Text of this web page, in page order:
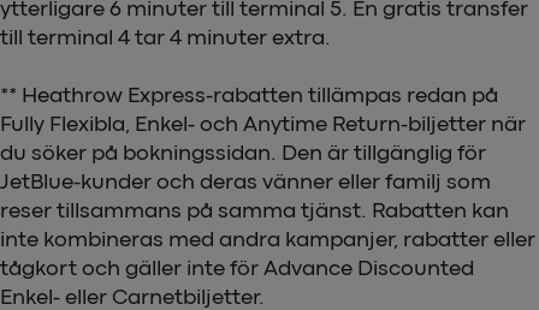
ytterligare 6 minuter till terminal 5. En gratis transfer
till terminal 4 tar 4 minuter extra.
** Heathrow Express-rabatten tillämpas redan på
Fully Flexibla, Enkel- och Anytime Return-biljetter när
du söker på bokningssidan. Den är tillgänglig för
JetBlue-kunder och deras vänner eller familj som
reser tillsammans på samma tjänst. Rabatten kan
inte kombineras med andra kampanjer, rabatter eller
tågkort och gäller inte för Advance Discounted
Enkel- eller Carnetbiljetter.